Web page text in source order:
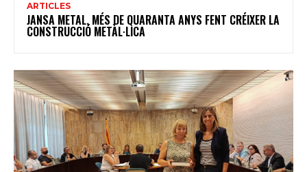
ARTICLES
JANSA METAL, MÉS DE QUARANTA ANYS FENT CRÉIXER LA
CONSTRUCCIÓ METÀL·LICA